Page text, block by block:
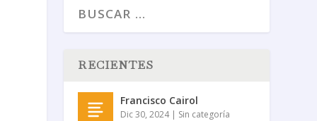
RECIENTES
Francisco Cairol
Dic 30, 2024| Sin categoría